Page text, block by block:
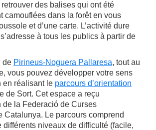
des balises qui ont été
camouflées dans la forêt en vous
et d’une carte. L’activité dure
à tous les publics à partir de
de Pirineus-Noguera Pallaresa, tout au
vous pouvez développer votre sens
en réalisant le parcours d’orientation
de Sort. Cet espace a reçu
de la Federació de Curses
Catalunya. Le parcours comprend
différents niveaux de difficulté (facile,